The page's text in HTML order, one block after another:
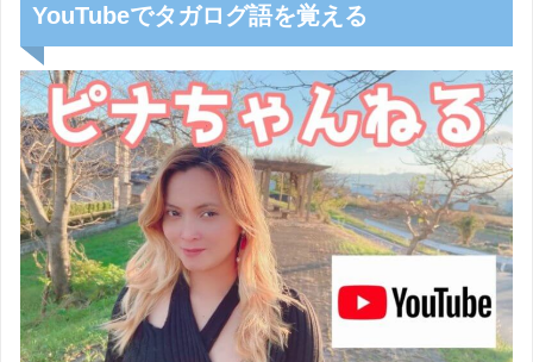
YouTubeでタガログ語を覚える